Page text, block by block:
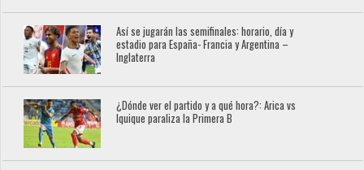
Así se jugarán las semifinales: horario, día y
estadio para España- Francia y Argentina –
Inglaterra
¿Dónde ver el partido y a qué hora?: Arica vs
Iquique paraliza la Primera B